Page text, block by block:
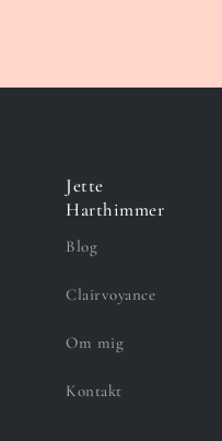
Jette
Harthimmer
Blog
Clairvoyance
Om mig
Kontakt